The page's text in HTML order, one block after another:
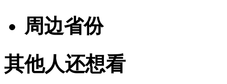
周边省份
其他人还想看